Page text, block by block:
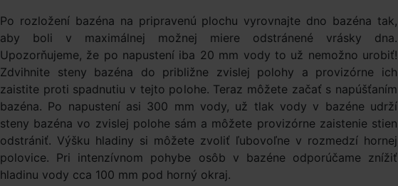
Po rozložení bazéna na pripravenú plochu vyrovnajte dno bazéna tak,
aby boli v maximálnej možnej miere odstránené vrásky dna.
Upozorňujeme, že po napustení iba 20 mm vody to už nemožno urobiť!
Zdvihnite steny bazéna do približne zvislej polohy a provizórne ich
zaistite proti spadnutiu v tejto polohe. Teraz môžete začať s napúšťaním
bazéna. Po napustení asi 300 mm vody, už tlak vody v bazéne udrží
steny bazéna vo zvislej polohe sám a môžete provizórne zaistenie stien
odstrániť. Výšku hladiny si môžete zvoliť ľubovoľne v rozmedzí hornej
polovice. Pri intenzívnom pohybe osôb v bazéne odporúčame znížiť
hladinu vody cca 100 mm pod horný okraj.